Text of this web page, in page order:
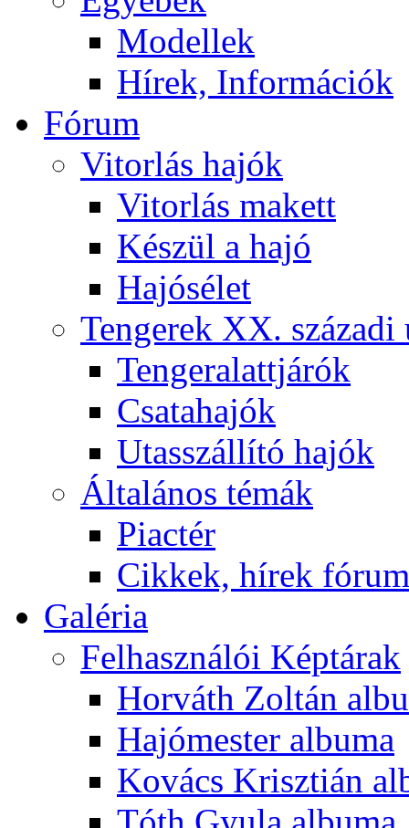
Modellek
Hírek, Információk
Fórum
Vitorlás hajók
Vitorlás makett
Készül a hajó
Hajósélet
Tengerek XX. századi
Tengeralattjárók
Csatahajók
Utasszállító hajók
Általános témák
Piactér
Cikkek, hírek
Galéria
Felhasználói Képtárak
Horváth Zoltán
Hajómester albuma
Kovács Krisztián